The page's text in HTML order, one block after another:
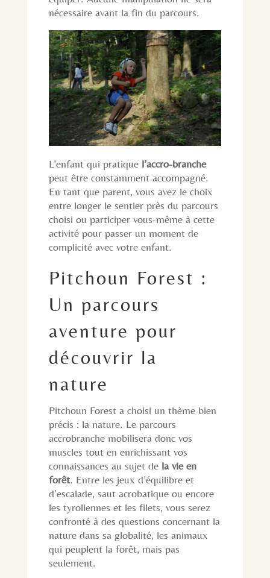
nécessaire avant la fin du parcours.
L’enfant qui pratique l’accro-branche
peut être constamment accompagné.
En tant que parent, vous avez le choix
entre longer le sentier près du parcours
choisi ou participer vous-même à cette
activité pour passer un moment de
complicité avec votre enfant.
Pitchoun Forest :
Un parcours
aventure pour
découvrir la
nature
Pitchoun Forest a choisi un thème bien
précis : la nature. Le parcours
accrobranche mobilisera donc vos
muscles tout en enrichissant vos
connaissances au sujet de la vie en
forêt. Entre les jeux d’équilibre et
d’escalade, saut acrobatique ou encore
les tyroliennes et les filets, vous serez
confronté à des questions concernant la
nature dans sa globalité, les animaux
qui peuplent la forêt, mais pas
seulement.